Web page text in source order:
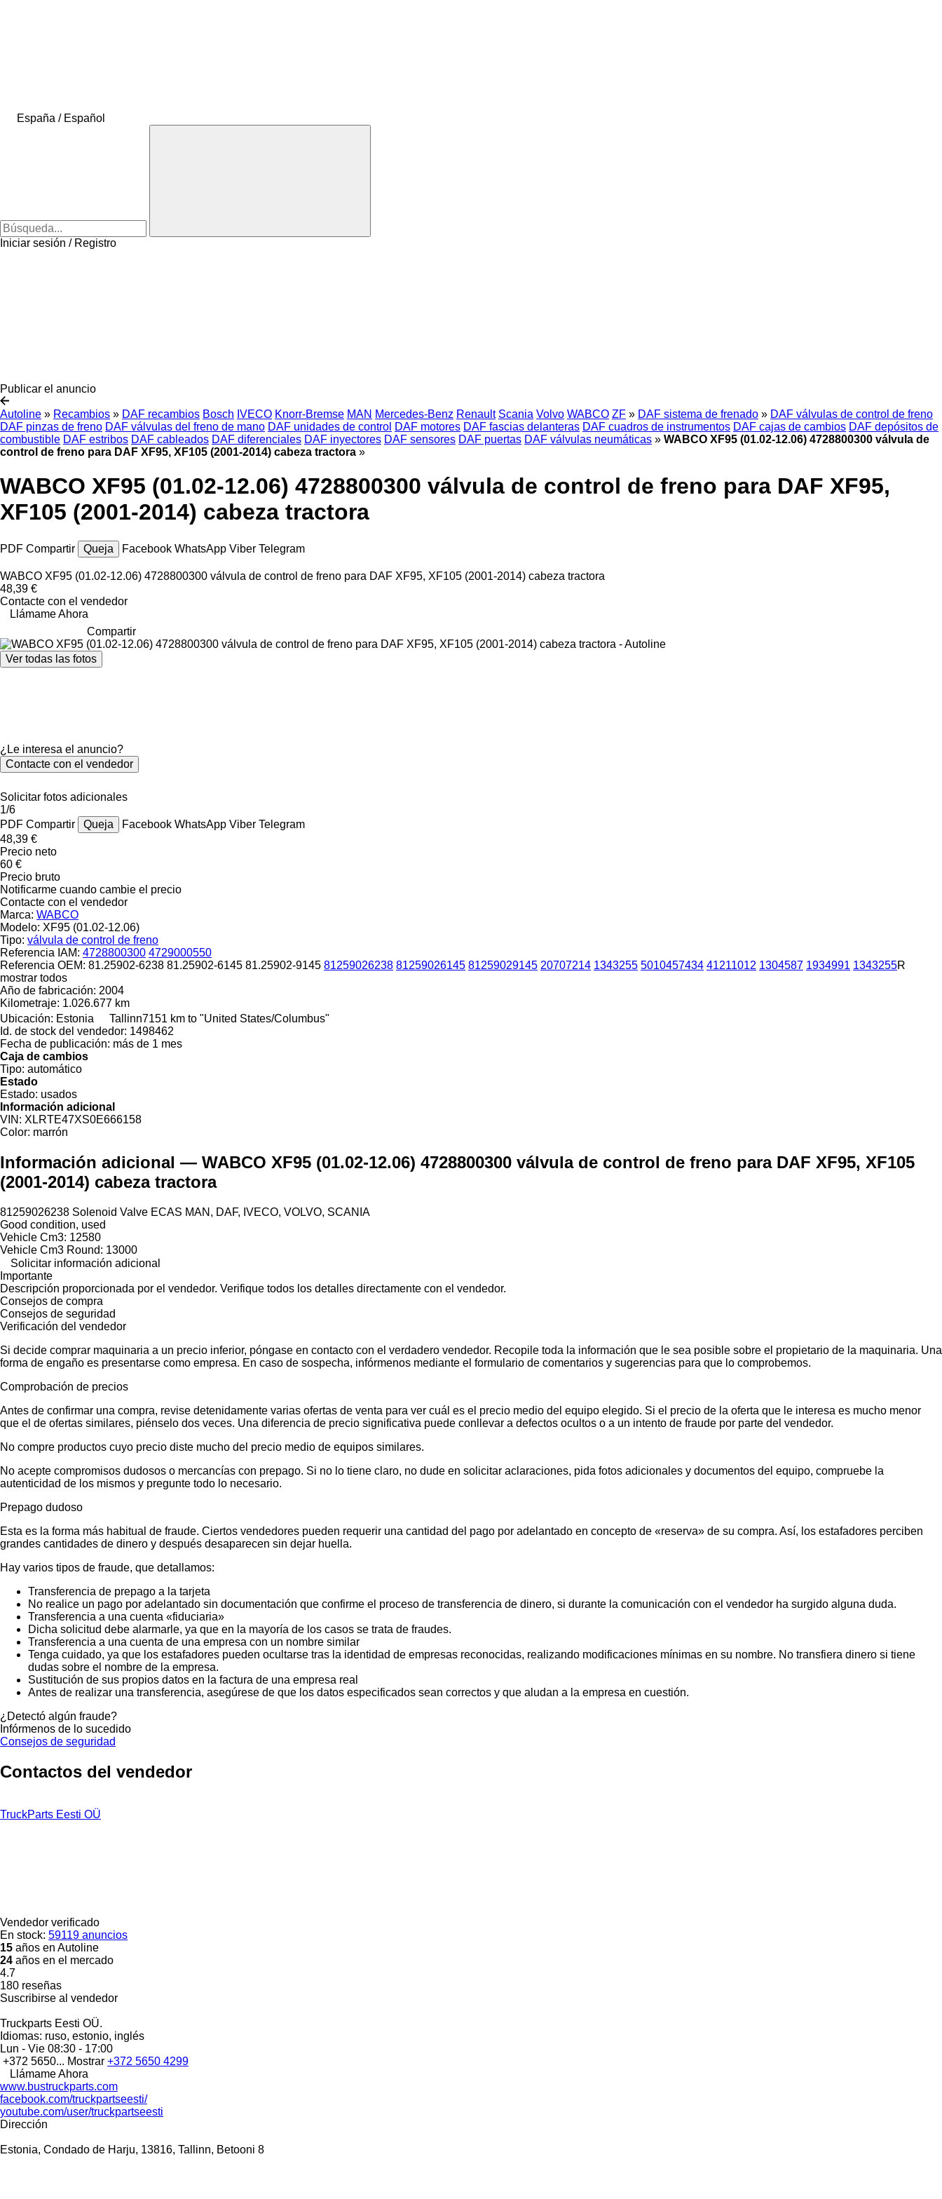
España / Español
Iniciar sesión / Registro
Publicar el anuncio
Autoline » Recambios » DAF recambios Bosch IVECO Knorr-Bremse MAN Mercedes-Benz Renault Scania Volvo WABCO ZF » DAF sistema de frenado » DAF válvulas de control de freno
DAF pinzas de freno DAF válvulas del freno de mano DAF unidades de control DAF motores DAF fascias delanteras DAF cuadros de instrumentos DAF cajas de cambios DAF depósitos de
combustible DAF estribos DAF cableados DAF diferenciales DAF inyectores DAF sensores DAF puertas DAF válvulas neumáticas » WABCO XF95 (01.02-12.06) 4728800300 válvula de
control de freno para DAF XF95, XF105 (2001-2014) cabeza tractora »
WABCO XF95 (01.02-12.06) 4728800300 válvula de control de freno para DAF XF95,
XF105 (2001-2014) cabeza tractora
PDF Compartir Queja Facebook WhatsApp Viber Telegram
WABCO XF95 (01.02-12.06) 4728800300 válvula de control de freno para DAF XF95, XF105 (2001-2014) cabeza tractora
48,39 €
Contacte con el vendedor
Llámame Ahora
Compartir
Ver todas las fotos
¿Le interesa el anuncio?
Contacte con el vendedor
Solicitar fotos adicionales
1/6
PDF Compartir Queja Facebook WhatsApp Viber Telegram
48,39 €
Precio neto
60 €
Precio bruto
Notificarme cuando cambie el precio
Contacte con el vendedor
Marca: WABCO
Modelo: XF95 (01.02-12.06)
Tipo: válvula de control de freno
Referencia IAM: 4728800300 4729000550
Referencia OEM: 81.25902-6238 81.25902-6145 81.25902-9145 81259026238 81259026145 81259029145 20707214 1343255 5010457434 41211012 1304587 1934991 1343255R
mostrar todos
Año de fabricación: 2004
Kilometraje: 1.026.677 km
Ubicación: Estonia Tallinn7151 km to "United States/Columbus"
Id. de stock del vendedor: 1498462
Fecha de publicación: más de 1 mes
Caja de cambios
Tipo: automático
Estado
Estado: usados
Información adicional
VIN: XLRTE47XS0E666158
Color: marrón
Información adicional — WABCO XF95 (01.02-12.06) 4728800300 válvula de control de freno para DAF XF95, XF105
(2001-2014) cabeza tractora
81259026238 Solenoid Valve ECAS MAN, DAF, IVECO, VOLVO, SCANIA
Good condition, used
Vehicle Cm3: 12580
Vehicle Cm3 Round: 13000
Solicitar información adicional
Importante
Descripción proporcionada por el vendedor. Verifique todos los detalles directamente con el vendedor.
Consejos de compra
Consejos de seguridad
Verificación del vendedor
Si decide comprar maquinaria a un precio inferior, póngase en contacto con el verdadero vendedor. Recopile toda la información que le sea posible sobre el propietario de la maquinaria. Una
forma de engaño es presentarse como empresa. En caso de sospecha, infórmenos mediante el formulario de comentarios y sugerencias para que lo comprobemos.
Comprobación de precios
Antes de confirmar una compra, revise detenidamente varias ofertas de venta para ver cuál es el precio medio del equipo elegido. Si el precio de la oferta que le interesa es mucho menor
que el de ofertas similares, piénselo dos veces. Una diferencia de precio significativa puede conllevar a defectos ocultos o a un intento de fraude por parte del vendedor.
No compre productos cuyo precio diste mucho del precio medio de equipos similares.
No acepte compromisos dudosos o mercancías con prepago. Si no lo tiene claro, no dude en solicitar aclaraciones, pida fotos adicionales y documentos del equipo, compruebe la
autenticidad de los mismos y pregunte todo lo necesario.
Prepago dudoso
Esta es la forma más habitual de fraude. Ciertos vendedores pueden requerir una cantidad del pago por adelantado en concepto de «reserva» de su compra. Así, los estafadores perciben
grandes cantidades de dinero y después desaparecen sin dejar huella.
Hay varios tipos de fraude, que detallamos:
Transferencia de prepago a la tarjeta
No realice un pago por adelantado sin documentación que confirme el proceso de transferencia de dinero, si durante la comunicación con el vendedor ha surgido alguna duda.
Transferencia a una cuenta «fiduciaria»
Dicha solicitud debe alarmarle, ya que en la mayoría de los casos se trata de fraudes.
Transferencia a una cuenta de una empresa con un nombre similar
Tenga cuidado, ya que los estafadores pueden ocultarse tras la identidad de empresas reconocidas, realizando modificaciones mínimas en su nombre. No transfiera dinero si tiene
dudas sobre el nombre de la empresa.
Sustitución de sus propios datos en la factura de una empresa real
Antes de realizar una transferencia, asegúrese de que los datos especificados sean correctos y que aludan a la empresa en cuestión.
¿Detectó algún fraude?
Infórmenos de lo sucedido
Consejos de seguridad
Contactos del vendedor
TruckParts Eesti OÜ
Vendedor verificado
En stock: 59119 anuncios
15 años en Autoline
24 años en el mercado
4.7
180 reseñas
Suscribirse al vendedor
Truckparts Eesti OÜ.
Idiomas: ruso, estonio, inglés
Lun - Vie 08:30 - 17:00
+372 5650... Mostrar +372 5650 4299
Llámame Ahora
www.bustruckparts.com
facebook.com/truckpartseesti/
youtube.com/user/truckpartseesti
Dirección
Estonia, Condado de Harju, 13816, Tallinn, Betooni 8